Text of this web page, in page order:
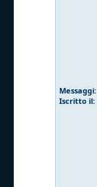
Messaggi:
Iscritto il: